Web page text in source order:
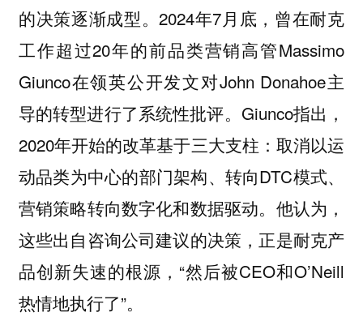
的决策逐渐成型。2024年7月底，曾在耐克
工作超过20年的前品类营销高管Massimo
Giunco在领英公开发文对John Donahoe主
导的转型进行了系统性批评。Giunco指出，
2020年开始的改革基于三大支柱：取消以运
动品类为中心的部门架构、转向DTC模式、
营销策略转向数字化和数据驱动。他认为，
这些出自咨询公司建议的决策，正是耐克产
品创新失速的根源，“然后被CEO和O’Neill
热情地执行了”。